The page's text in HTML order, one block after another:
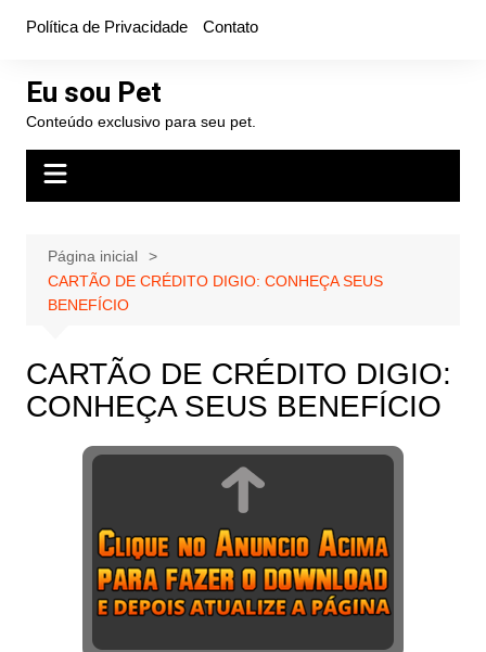
conteúdo
Política de Privacidade Contato
Eu sou Pet
Conteúdo exclusivo para seu pet.
Página inicial
CARTÃO DE CRÉDITO DIGIO: CONHEÇA SEUS
BENEFÍCIO
CARTÃO DE CRÉDITO DIGIO:
CONHEÇA SEUS BENEFÍCIO